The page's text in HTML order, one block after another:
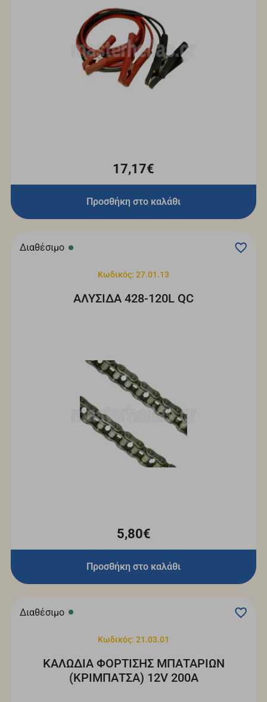
17,17€
Προσθήκη στο καλάθι
Διαθέσιμο
Κωδικός: 27.01.13
ΑΛΥΣΙΔΑ 428-120L QC
5,80€
Προσθήκη στο καλάθι
Διαθέσιμο
Κωδικός: 21.03.01
ΚΑΛΩΔΙΑ ΦΟΡΤΙΣΗΣ ΜΠΑΤΑΡΙΩΝ
(ΚΡΙΜΠΑΤΣΑ) 12V 200A